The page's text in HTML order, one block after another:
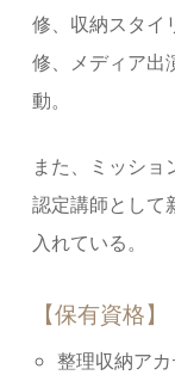
修、収納スタイ
修、メディア出
動。
また、ミッショ
認定講師として
⼊れている。
【保有資格】
整理収納ア